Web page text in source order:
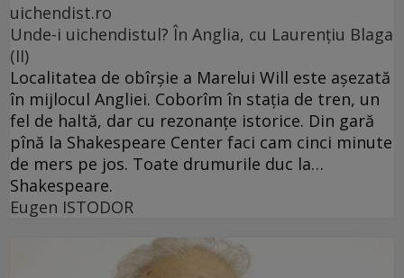
uichendist.ro
Unde-i uichendistul? În Anglia, cu Laurenţiu Blaga
(II)
Localitatea de obîrşie a Marelui Will este aşezată
în mijlocul Angliei. Coborîm în staţia de tren, un
fel de haltă, dar cu rezonanţe istorice. Din gară
pînă la Shakespeare Center faci cam cinci minute
de mers pe jos. Toate drumurile duc la…
Shakespeare.
Eugen ISTODOR